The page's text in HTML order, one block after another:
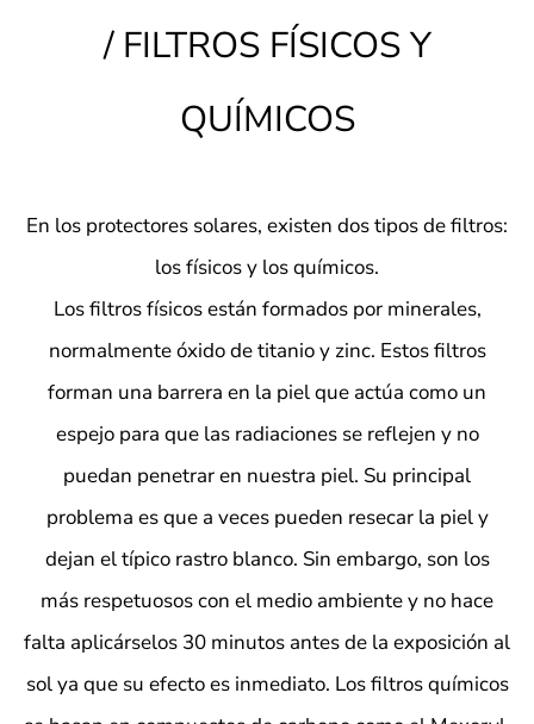
/ FILTROS FÍSICOS Y
QUÍMICOS
En los protectores solares, existen dos tipos de filtros:
los físicos y los químicos.
Losfiltros físicosestán formados por minerales,
normalmente óxido de titanio y zinc. Estos filtros
forman una barrera en la piel que actúa como un
espejo para que las radiaciones se reflejen y no
puedan penetrar en nuestra piel. Su principal
problema es que a veces pueden resecar la piel y
dejan el típico rastro blanco. Sin embargo, son los
más respetuosos con el medio ambientey no hace
falta aplicárselos 30 minutos antes de la exposición al
sol ya que su efecto es inmediato. Losfiltros químicos